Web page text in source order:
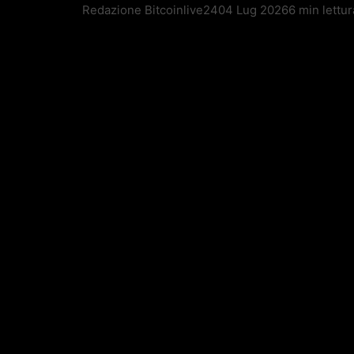
Redazione Bitcoinlive2404 Lug 20266 min